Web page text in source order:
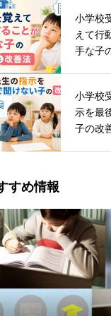
小学校
えて行
手な子
小学校
示を最
子の改
すめ情報